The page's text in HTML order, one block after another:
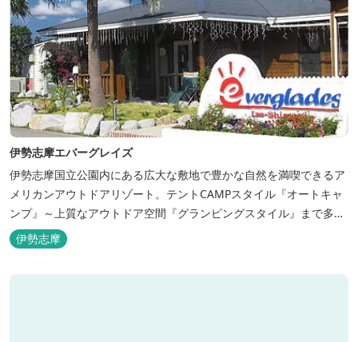
伊勢志摩エバーグレイズ
伊勢志摩国立公園内にある広大な敷地で豊かな自然を満喫できるア
メリカンアウトドアリゾート。テントCAMPスタイル『オートキャ
ンプ』～上質なアウトドア空間『グランピングスタイル』まで多彩
な宿泊スタイルを体験できます。 場内ではキッズイベント＆アクテ
ィビティーが人気！365日開催のアメリカンカルチャーを取り入れ
たキッズイベント、カナディアンカヌー、ペダルボート、ファンサ
伊勢志摩